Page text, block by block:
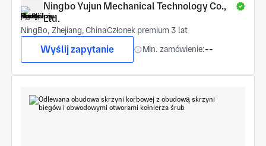
Ningbo Yujun Mechanical Technology Co.,
Ltd.
NingBo, Zhejiang, ChinaCzłonek premium 3 lat
Wyślij zapytanie Min. zamówienie:--